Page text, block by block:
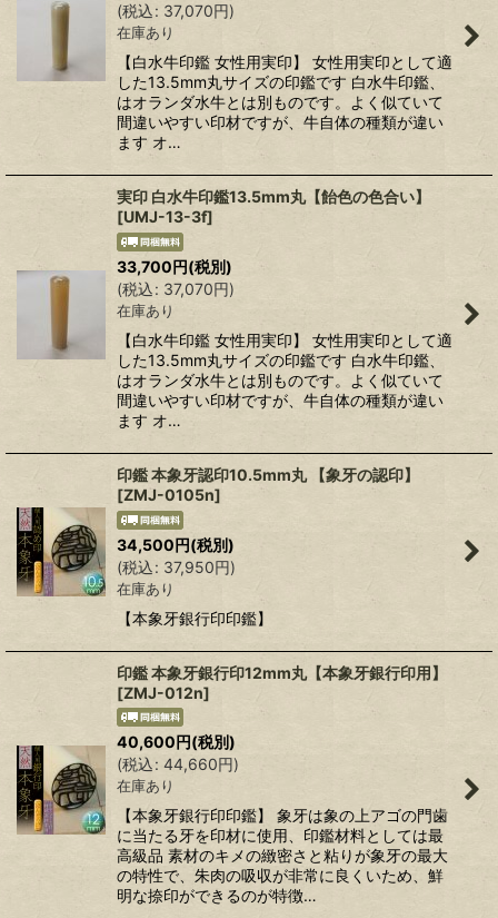
(税込: 37,070円)
在庫あり
【白水牛印鑑 女性用実印】 女性用実印として適
した13.5mm丸サイズの印鑑です 白水牛印鑑、
はオランダ水牛とは別ものです。よく似ていて
間違いやすい印材ですが、牛自体の種類が違い
ます オ…
実印 白水牛印鑑13.5mm丸【飴色の色合い】
[UMJ-13-3f]
33,700円(税別)
(税込: 37,070円)
在庫あり
【白水牛印鑑 女性用実印】 女性用実印として適
した13.5mm丸サイズの印鑑です 白水牛印鑑、
はオランダ水牛とは別ものです。よく似ていて
間違いやすい印材ですが、牛自体の種類が違い
ます オ…
印鑑 本象牙認印10.5mm丸 【象牙の認印】
[ZMJ-0105n]
34,500円(税別)
(税込: 37,950円)
在庫あり
【本象牙銀行印印鑑】
印鑑 本象牙銀行印12mm丸【本象牙銀行印用】
[ZMJ-012n]
40,600円(税別)
(税込: 44,660円)
在庫あり
【本象牙銀行印印鑑】 象牙は象の上アゴの門歯
に当たる牙を印材に使用、印鑑材料としては最
高級品 素材のキメの緻密さと粘りが象牙の最大
の特性で、朱肉の吸収が非常に良くいため、鮮
明な捺印ができるのが特徴…